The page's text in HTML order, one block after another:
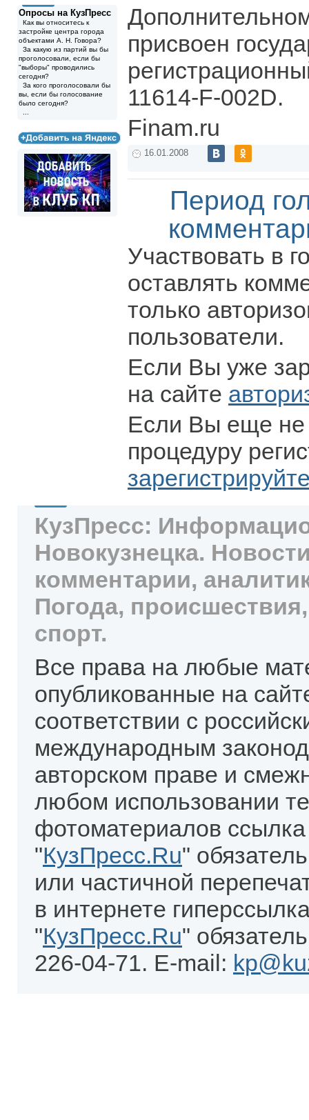
Опросы на КузПресс
Как вы относитесь к
застройке центра города
объектами А. Н. Говора?
За какую из партий вы бы
проголосовали, если бы
"выборы" проводились
сегодня?
За кого проголосовали бы
вы, если бы голосование
было сегодня?
присвоен
11614-F-002D.
Finam.ru
16.01.2008
Период
Участвовать в
оставлять
только
пользователи.
Если Вы уже
на сайте
Если Вы еще не
процедуру
КузПресс:
Новокузнецка.
комментарии,
Погода,
спорт.
Все права на любые
опубликованные на
соответствии с
международным
авторском праве и
любом использовании
фотоматериалов
"КузПресс.Ru"
или частичной
в интернете
"КузПресс.Ru"
226-04-71. E-mail: